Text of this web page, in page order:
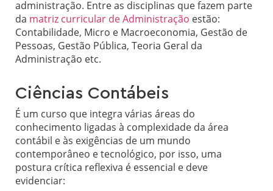
administração. Entre as disciplinas que fazem parte
da matriz curricular de Administração estão:
Contabilidade, Micro e Macroeconomia, Gestão de
Pessoas, Gestão Pública, Teoria Geral da
Administração etc.
Ciências Contábeis
É um curso que integra várias áreas do
conhecimento ligadas à complexidade da área
contábil e às exigências de um mundo
contemporâneo e tecnológico, por isso, uma
postura crítica reflexiva é essencial e deve
evidenciar: